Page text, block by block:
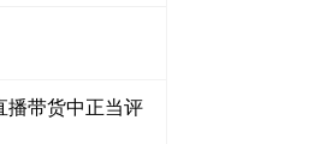
播带货中正当评